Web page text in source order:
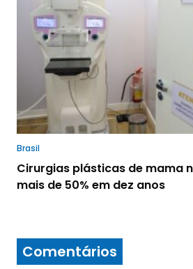
Brasil
Cirurgias plásticas de mama
mais de 50% em dez anos
Comentários